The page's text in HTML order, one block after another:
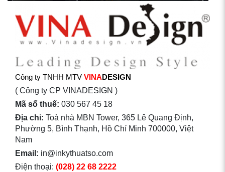
Công ty TNHH MTV VINADESIGN
( Công ty CP VINADESIGN )
Mã số thuế: 030 567 45 18
Địa chỉ: Toà nhà MBN Tower, 365 Lê Quang Định,
Phường 5, Bình Thạnh, Hồ Chí Minh 700000, Việt
Nam
Email: in@inkythuatso.com
Điện thoại: (028) 22 68 2222